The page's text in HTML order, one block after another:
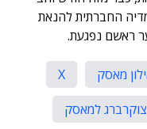
החברתית להנאת
ראשם נפגעת.
מאסק
X
למאסק